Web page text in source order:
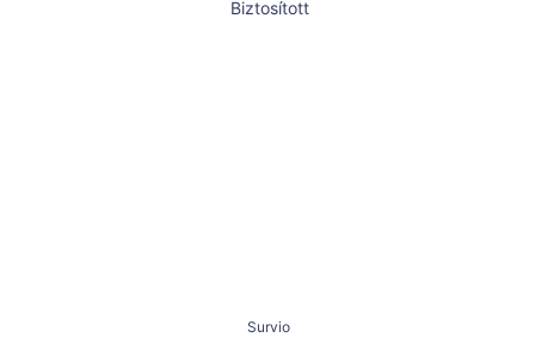
Biztosított
Survio